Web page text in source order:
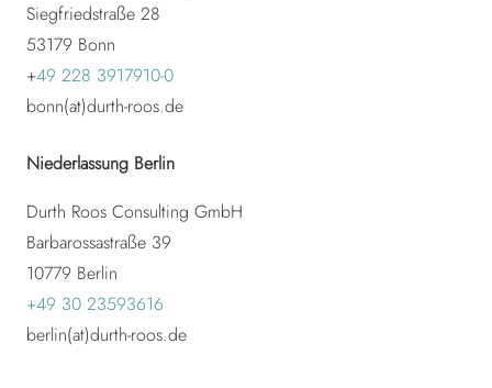
Siegfriedstraße 28
53179 Bonn
+49 228 3917910-0
bonn(at)durth-roos.de
Niederlassung Berlin
Durth Roos Consulting GmbH
Barbarossastraße 39
10779 Berlin
+49 30 23593616
berlin(at)durth-roos.de